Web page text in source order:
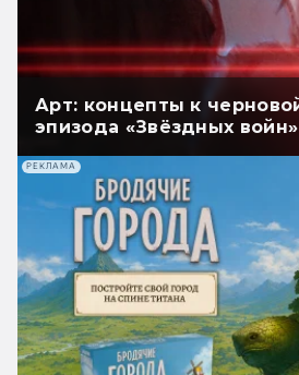
Арт: концепты к
эпизода «Звёздных войн»
РЕКЛАМА